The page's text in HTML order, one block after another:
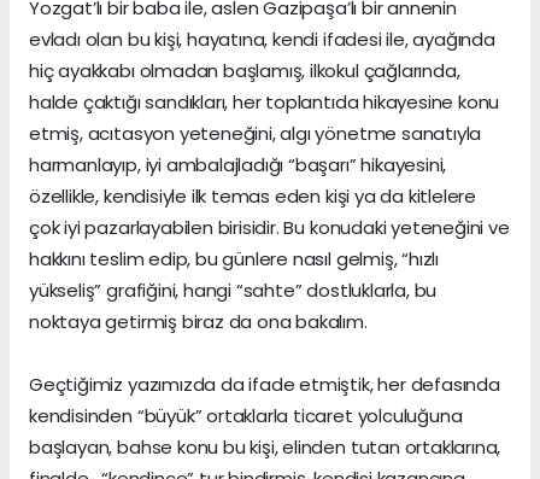
Yozgat’lı bir baba ile, aslen Gazipaşa’lı bir annenin
evladı olan bu kişi, hayatına, kendi ifadesi ile, ayağında
hiç ayakkabı olmadan başlamış, ilkokul çağlarında,
halde çaktığı sandıkları, her toplantıda hikayesine konu
etmiş, acıtasyon yeteneğini, algı yönetme sanatıyla
harmanlayıp, iyi ambalajladığı “başarı” hikayesini,
özellikle, kendisiyle ilk temas eden kişi ya da kitlelere
çok iyi pazarlayabilen birisidir. Bu konudaki yeteneğini ve
hakkını teslim edip, bu günlere nasıl gelmiş, “hızlı
yükseliş” grafiğini, hangi “sahte” dostluklarla, bu
noktaya getirmiş biraz da ona bakalım.
Geçtiğimiz yazımızda da ifade etmiştik, her defasında
kendisinden “büyük” ortaklarla ticaret yolculuğuna
başlayan, bahse konu bu kişi, elinden tutan ortaklarına,